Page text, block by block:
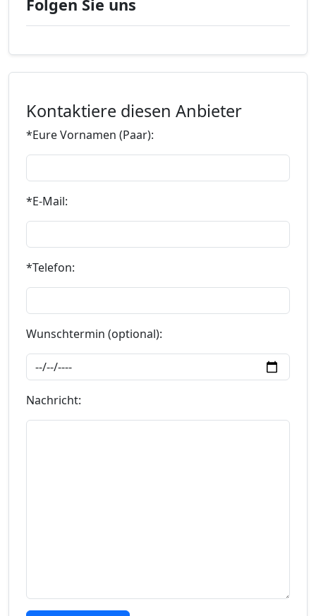
Folgen Sie uns
Kontaktiere diesen Anbieter
*Eure Vornamen (Paar):
*E-Mail:
*Telefon:
Wunschtermin (optional):
Nachricht: